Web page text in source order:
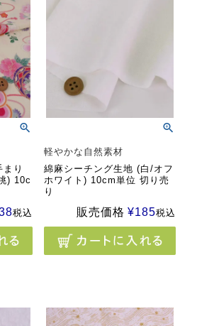
り
) 10c
税込
軽やかな自然素材
綿麻シーチング生地 (白/オフ
ホワイト) 10cm単位 切り売
り
販売価格 ¥185税込